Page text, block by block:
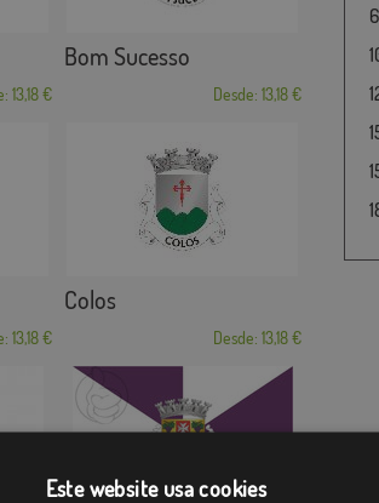
13,18 €
Bom Sucesso
Desde: 13,18 €
13,18 €
Colos
Desde: 13,18 €
Este website usa cookies